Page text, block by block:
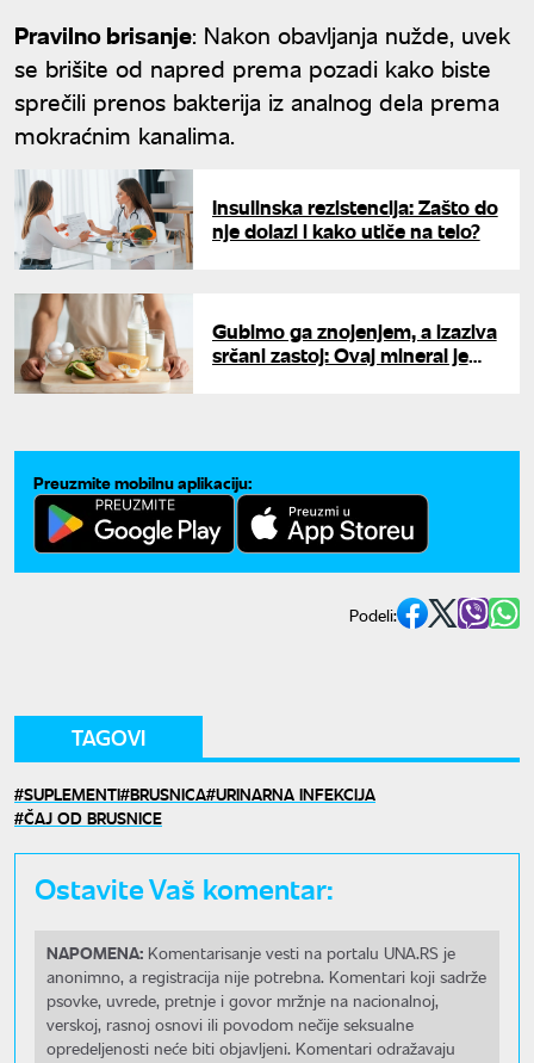
Pravilno brisanje: Nakon obavljanja nužde, uvek
se brišite od napred prema pozadi kako biste
sprečili prenos bakterija iz analnog dela prema
mokraćnim kanalima.
Insulinska rezistencija: Zašto do
nje dolazi i kako utiče na telo?
Gubimo ga znojenjem, a izaziva
srčani zastoj: Ovaj mineral je
Preuzmite mobilnu aplikaciju:
Podeli:
TAGOVI
SUPLEMENTI BRUSNICA URINARNA INFEKCIJA
ČAJ OD BRUSNICE
Ostavite Vaš komentar:
NAPOMENA: Komentarisanje vesti na portalu UNA.RS je
anonimno, a registracija nije potrebna. Komentari koji sadrže
psovke, uvrede, pretnje i govor mržnje na nacionalnoj,
verskoj, rasnoj osnovi ili povodom nečije seksualne
opredeljenosti neće biti objavljeni. Komentari odražavaju